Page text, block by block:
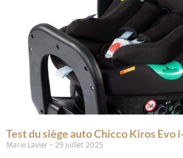
Test du siège auto Chicco Kiros Evo
Marie Lavier 29 juillet 2025